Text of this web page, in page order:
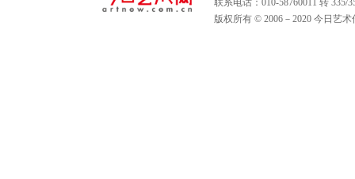
联系电话：010-58760011 转
版权所有 © 2006－2020 今日艺